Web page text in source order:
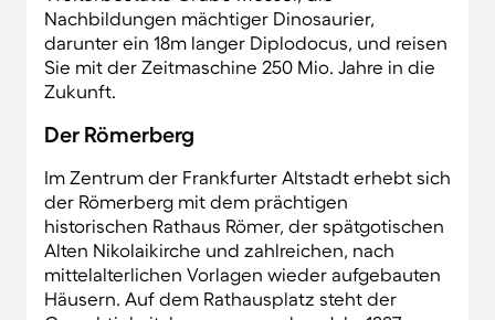
Nachbildungen mächtiger Dinosaurier,
darunter ein 18m langer Diplodocus, und reisen
Sie mit der Zeitmaschine 250 Mio. Jahre in die
Zukunft.
Der Römerberg
Im Zentrum der Frankfurter Altstadt erhebt sich
der Römerberg mit dem prächtigen
historischen Rathaus Römer, der spätgotischen
Alten Nikolaikirche und zahlreichen, nach
mittelalterlichen Vorlagen wieder aufgebauten
Häusern. Auf dem Rathausplatz steht der